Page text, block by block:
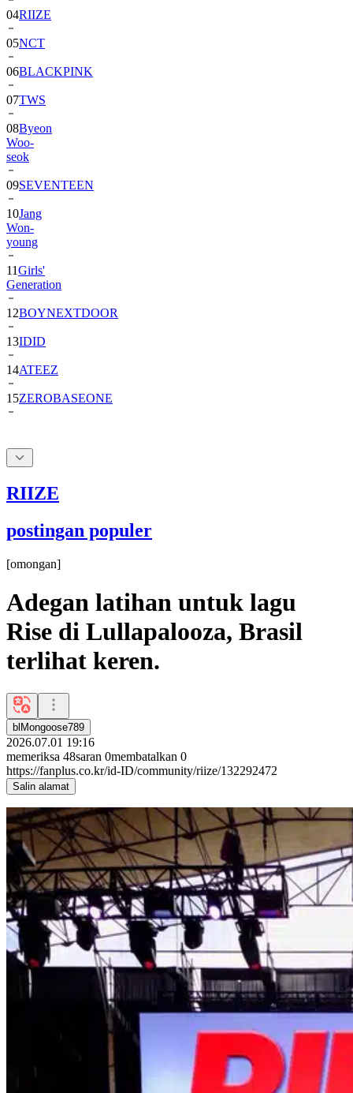
05NCT
06BLACKPINK
07TWS
08Byeon
Woo-
seok
09SEVENTEEN
10Jang
Won-
young
11Girls'
Generation
12BOYNEXTDOOR
13IDID
14ATEEZ
15ZEROBASEONE
RIIZE
postingan populer
[omongan]
Adegan latihan untuk lagu
Rise di Lullapalooza, Brasil
terlihat keren.
blMongoose789
2026.07.01 19:16
memeriksa 48saran 0membatalkan 0
https://fanplus.co.kr/id-ID/community/riize/132292472
Salin alamat